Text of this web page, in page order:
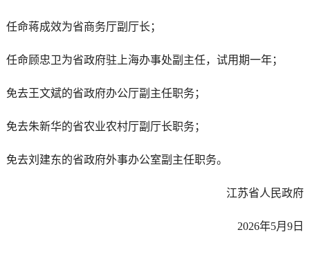
任命蒋成效为省商务厅副厅长；
任命顾忠卫为省政府驻上海办事处副主任，试用期一年；
免去王文斌的省政府办公厅副主任职务；
免去朱新华的省农业农村厅副厅长职务；
免去刘建东的省政府外事办公室副主任职务。
江苏省人民政府
2026年5月9日